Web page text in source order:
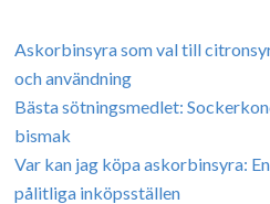
Askorbinsyra som val till
och användning
Bästa sötningsmedlet:
bismak
Var kan jag köpa askorbinsyra:
pålitliga inköpsställen